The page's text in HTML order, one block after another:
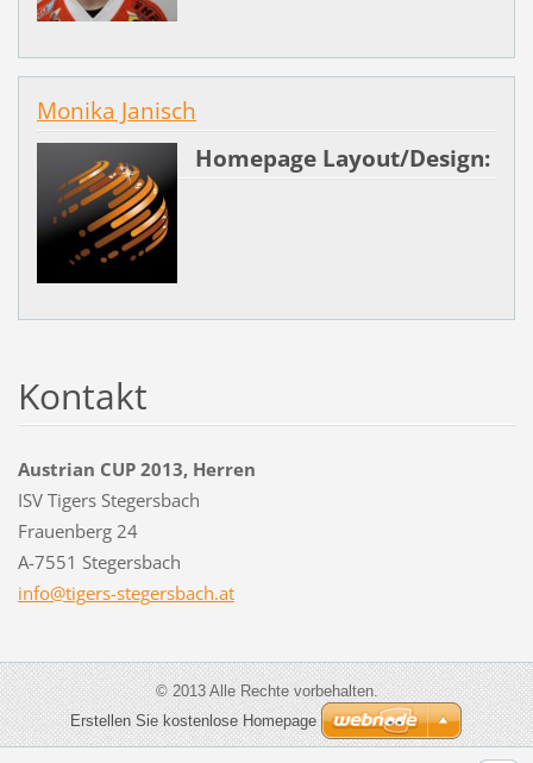
Monika Janisch
Homepage Layout/Design:
Kontakt
Austrian CUP 2013, Herren
ISV Tigers Stegersbach
Frauenberg 24
A-7551 Stegersbach
info@tigers-stegersbach.at
© 2013 Alle Rechte vorbehalten.
Erstellen Sie kostenlose Homepage